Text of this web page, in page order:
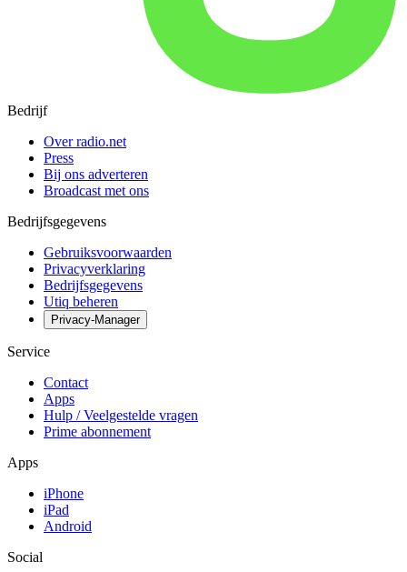
Bedrijf
Over radio.net
Press
Bij ons adverteren
Broadcast met ons
Bedrijfsgegevens
Gebruiksvoorwaarden
Privacyverklaring
Bedrijfsgegevens
Utiq beheren
Privacy-Manager
Service
Contact
Apps
Hulp / Veelgestelde vragen
Prime abonnement
Apps
iPhone
iPad
Android
Social